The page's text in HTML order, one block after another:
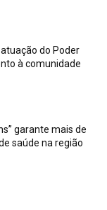
do Poder
à comunidade
garante mais de
saúde na região